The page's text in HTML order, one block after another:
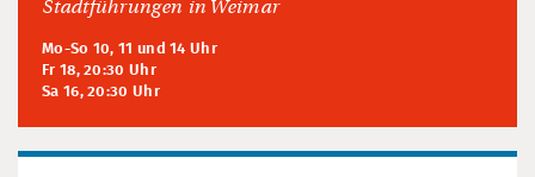
Stadtführungen in Weimar
Mo-So 10, 11 und 14 Uhr
Fr 18, 20:30 Uhr
Sa 16, 20:30 Uhr